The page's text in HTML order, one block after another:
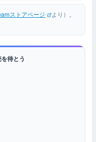
ストアページ
より）。
待とう